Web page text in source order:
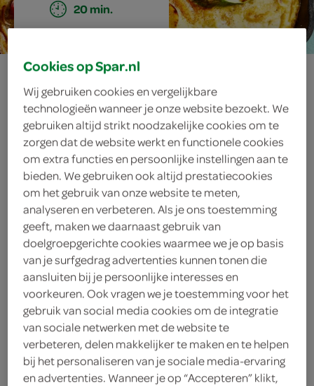
20 min.
frittata met ham,
aardappel en
groene asperges
ingrediënten
1 stokbrood
150 milliliter room
8 eieren
350 gram groene asperges
Cookies op Spar.nl
Wij gebruiken cookies en vergelijkbare
technologieën wanneer je onze website bezoekt. We
gebruiken altijd strikt noodzakelijke cookies om te
zorgen dat de website werkt en functionele cookies
om extra functies en persoonlijke instellingen aan te
bieden. We gebruiken ook altijd prestatiecookies
om het gebruik van onze website te meten,
analyseren en verbeteren. Als je ons toestemming
geeft, maken we daarnaast gebruik van
doelgroepgerichte cookies waarmee we je op basis
van je surfgedrag advertenties kunnen tonen die
aansluiten bij je persoonlijke interesses en
voorkeuren. Ook vragen we je toestemming voor het
gebruik van social media cookies om de integratie
van sociale netwerken met de website te
verbeteren, delen makkelijker te maken en te helpen
bij het personaliseren van je sociale media-ervaring
en advertenties. Wanneer je op “Accepteren” klikt,